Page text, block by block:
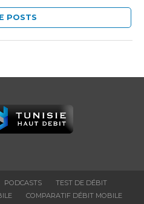
POSTS
PODCASTS
TEST DE DÉBIT
COMPARATIF DÉBIT MOBILE